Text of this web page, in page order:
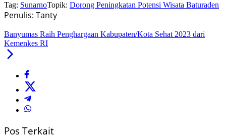
Tag: SunarnoTopik: Dorong Peningkatan Potensi Wisata Baturaden
Penulis: Tanty
Banyumas Raih Penghargaan Kabupaten/Kota Sehat 2023 dari
Kemenkes RI
Pos Terkait